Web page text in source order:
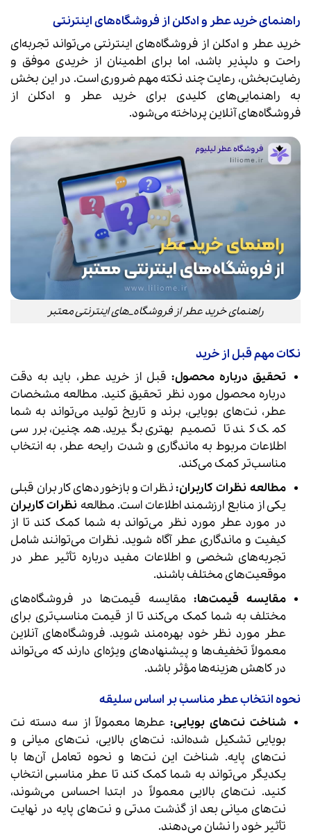
راهنمای خرید عطر و ادکلن از فروشگاه‌های اینترنتی
خرید عطر و ادکلن از فروشگاه‌های اینترنتی می‌تواند تجربه‌ای
راحت و دلپذیر باشد، اما برای اطمینان از خریدی موفق و
رضایت‌بخش، رعایت چند نکته مهم ضروری است. در این بخش
به راهنمایی‌های کلیدی برای خرید عطر و ادکلن از
فروشگاه‌های آنلاین پرداخته می‌شود.
راهنمای خرید عطر از فروشگاه_های اینترنتی معتبر
نکات مهم قبل از خرید
تحقیق درباره محصول: قبل از خرید عطر، باید به دقت
درباره محصول مورد نظر تحقیق کنید. مطالعه مشخصات
عطر، نت‌های بویایی، برند و تاریخ تولید می‌تواند به شما
کمک کند تا تصمیم بهتری بگیرید. همچنین، بررسی
اطلاعات مربوط به ماندگاری و شدت رایحه عطر، به انتخاب
مناسب‌تر کمک می‌کند.
مطالعه نظرات کاربران:نظرات و بازخوردهای کاربران قبلی
یکی از منابع ارزشمند اطلاعات است. مطالعه نظرات کاربران
در مورد عطر مورد نظر می‌تواند به شما کمک کند تا از
کیفیت و ماندگاری عطر آگاه شوید. نظرات می‌توانند شامل
تجربه‌های شخصی و اطلاعات مفید درباره تأثیر عطر در
موقعیت‌های مختلف باشند.
مقایسه قیمت‌ها: مقایسه قیمت‌ها در فروشگاه‌های
مختلف به شما کمک می‌کند تا از قیمت مناسب‌تری برای
عطر مورد نظر خود بهره‌مند شوید. فروشگاه‌های آنلاین
معمولاً تخفیف‌ها و پیشنهادهای ویژه‌ای دارند که می‌تواند
در کاهش هزینه‌ها مؤثر باشد.
نحوه انتخاب عطر مناسب بر اساس سلیقه
شناخت نت‌های بویایی:عطرها معمولاً از سه دسته نت
بویایی تشکیل شده‌اند: نت‌های بالایی، نت‌های میانی و
نت‌های پایه. شناخت این نت‌ها و نحوه تعامل آن‌ها با
یکدیگر می‌تواند به شما کمک کند تا عطر مناسبی انتخاب
کنید. نت‌های بالایی معمولاً در ابتدا احساس می‌شوند،
نت‌های میانی بعد از گذشت مدتی و نت‌های پایه در نهایت
تأثیر خود را نشان می‌دهند.